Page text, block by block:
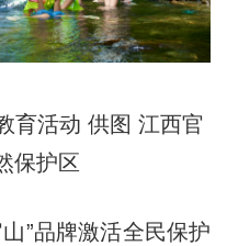
育活动 供图 江西官
保护区
”品牌激活全民保护